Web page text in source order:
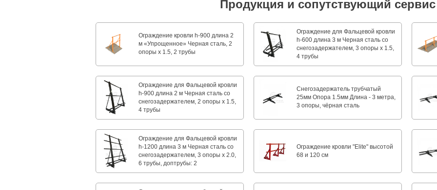
Продукция и сопутствующий сервис
Ограждение кровли h-900 длина 2
м «Упрощенное» Черная сталь, 2
опоры х 1.5, 2 трубы
Ограждение для Фальцевой кровли
h-600 длина 3 м Черная сталь со
снегозадержателем, 3 опоры х 1.5,
4 трубы
Ограждение для Фальцевой кровли
h-900 длина 2 м Черная сталь со
снегозадержателем, 2 опоры х 1.5,
4 трубы
Снегозадержатель трубчатый
25мм Опора 1.5мм Длина - 3 метра,
3 опоры, чёрная сталь
Ограждение для Фальцевой кровли
h-1200 длина 3 м Черная сталь со
снегозадержателем, 3 опоры х 2.0,
6 трубы, доптрубы: 2
Ограждение кровли "Elite" высотой
68 и 120 см